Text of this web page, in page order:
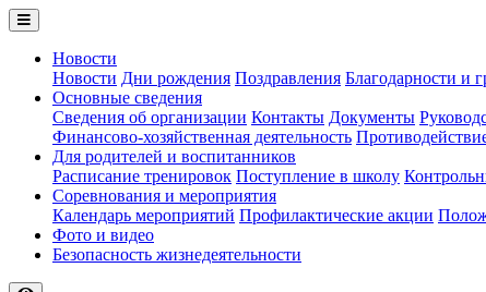
Новости
Новости Дни рождения Поздравления Благодарности и
Основные сведения
Сведения об организации Контакты Документы
Финансово-хозяйственная деятельность
Для родителей и воспитанников
Расписание тренировок Поступление в школу
Соревнования и мероприятия
Календарь мероприятий Профилактические акции
Фото и видео
Безопасность жизнедеятельности